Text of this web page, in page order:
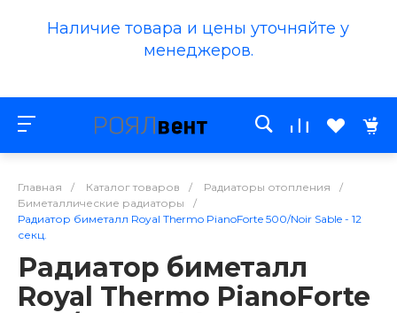
Наличие товара и цены уточняйте у
менеджеров.
Главная / Каталог товаров / Радиаторы отопления
/
Биметаллические радиаторы
/
Радиатор биметалл Royal Thermo PianoForte 500/Noir Sable - 12
секц.
Радиатор биметалл
Royal Thermo PianoForte